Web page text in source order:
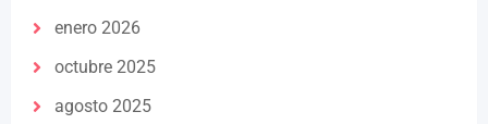
enero 2026
octubre 2025
agosto 2025